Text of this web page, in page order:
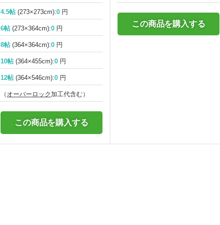
4.5帖(273×273cm):0円
6帖(273×364cm):0円
8帖(364×364cm):0円
10帖(364×455cm):0円
12帖(364×546cm):0円
（ オーバーロック 加工代含む）
この商品を購入する
この商品を購入する